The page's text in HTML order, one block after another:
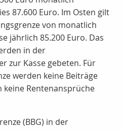
87.600 Euro. Im Osten gilt
von monatlich
jährlich 85.200 Euro. Das
in der
zur Kasse gebeten. Für
werden keine Beiträge
keine Rentenansprüche
(BBG) in der